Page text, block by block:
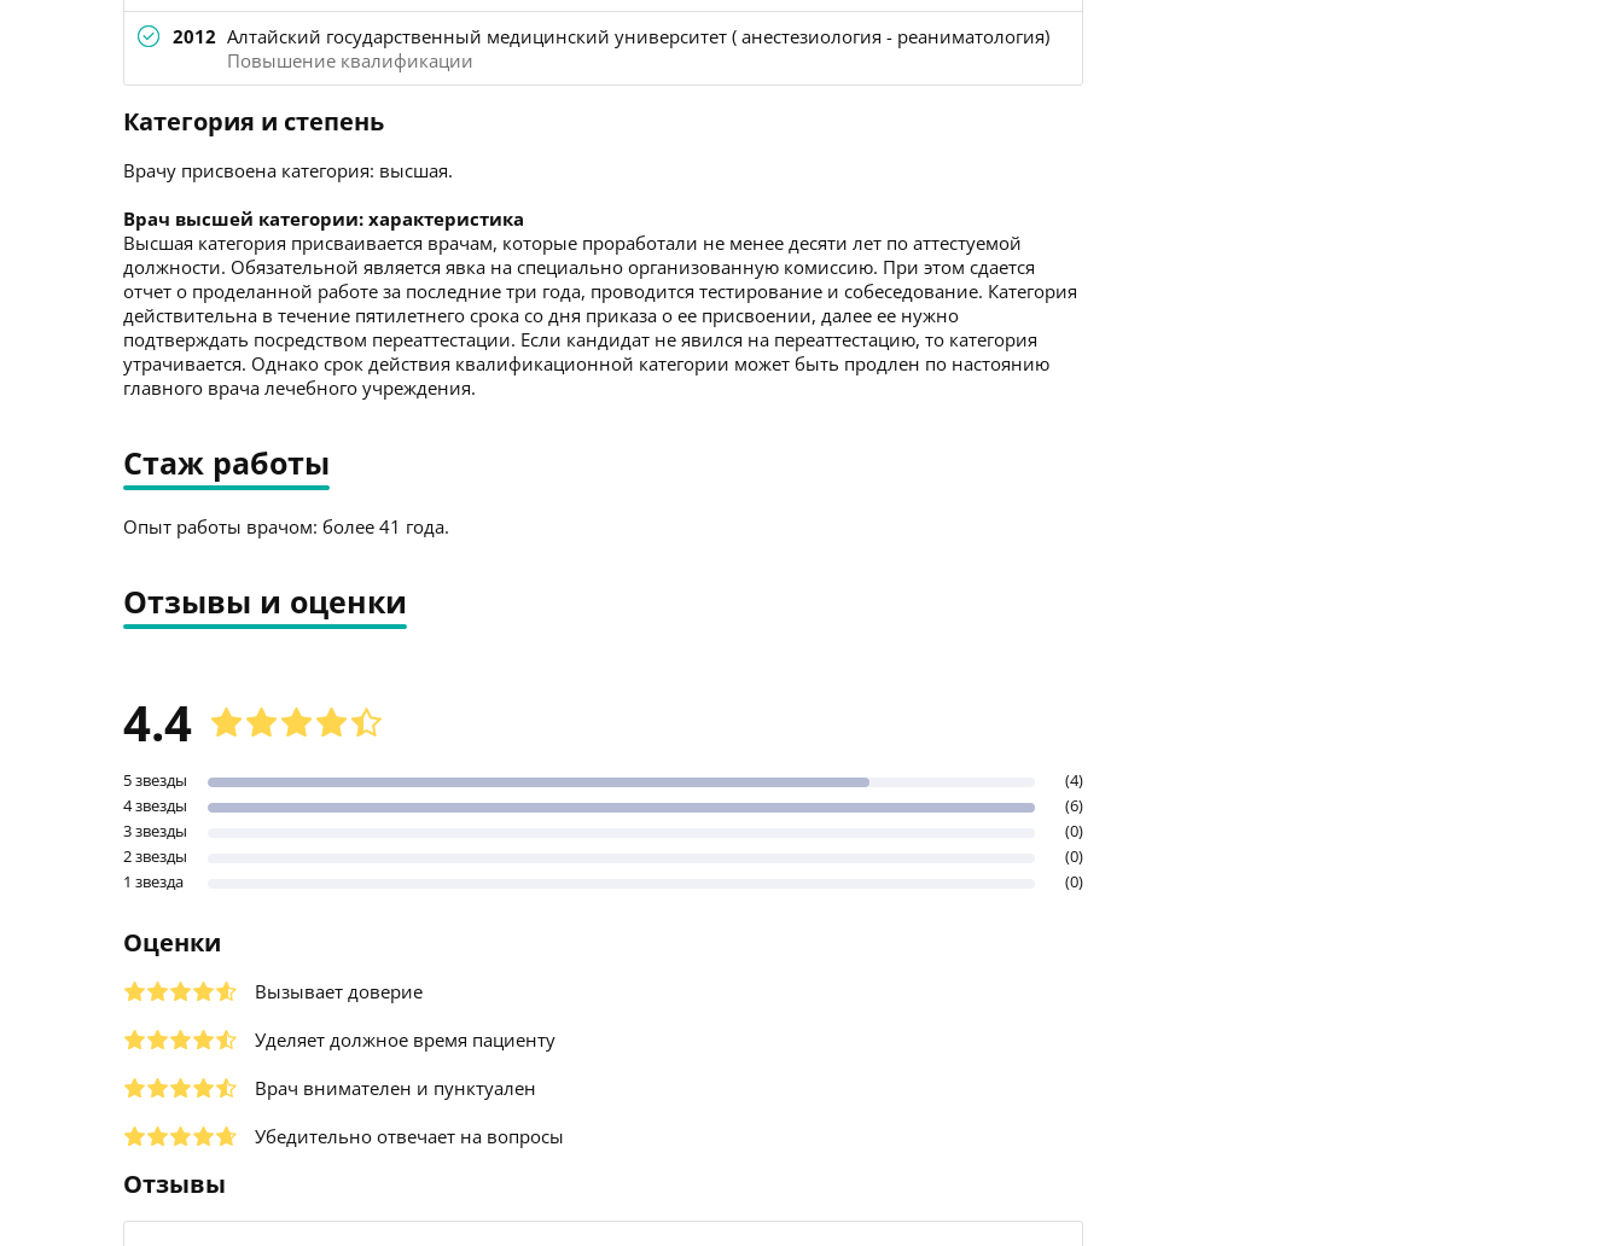
2012 Алтайский государственный медицинский университет ( анестезиология - реаниматология)
Повышение квалификации
Категория и степень
Врачу присвоена категория: высшая.
Врач высшей категории: характеристика
Высшая категория присваивается врачам, которые проработали не менее десяти лет по аттестуемой
должности. Обязательной является явка на специально организованную комиссию. При этом сдается
отчет о проделанной работе за последние три года, проводится тестирование и собеседование. Категория
действительна в течение пятилетнего срока со дня приказа о ее присвоении, далее ее нужно
подтверждать посредством переаттестации. Если кандидат не явился на переаттестацию, то категория
утрачивается. Однако срок действия квалификационной категории может быть продлен по настоянию
главного врача лечебного учреждения.
Стаж работы
Опыт работы врачом: более 41 года.
Отзывы и оценки
4.4
5 звезды
(4)
4 звезды
(6)
3 звезды
(0)
2 звезды
(0)
1 звезда
(0)
Оценки
Вызывает доверие
Уделяет должное время пациенту
Врач внимателен и пунктуален
Убедительно отвечает на вопросы
Отзывы